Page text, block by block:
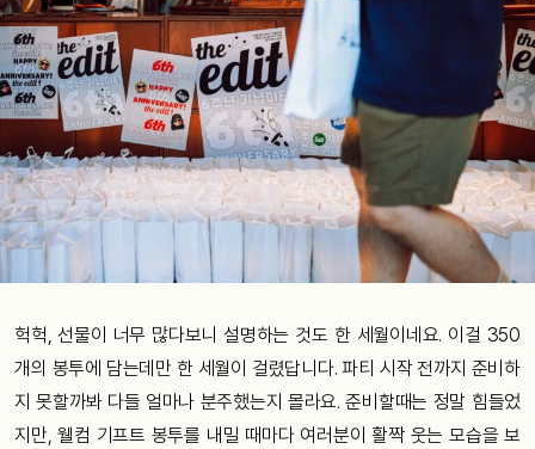
헉헉, 선물이 너무 많다보니 설명하는 것도 한 세월이네요. 이걸 350
개의 봉투에 담는데만 한 세월이 걸렸답니다. 파티 시작 전까지 준비하
지 못할까봐 다들 얼마나 분주했는지 몰라요. 준비할때는 정말 힘들었
지만, 웰컴 기프트 봉투를 내밀 때마다 여러분이 활짝 웃는 모습을 보